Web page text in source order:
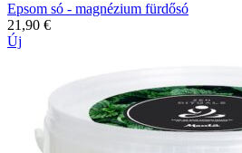
Epsom só - magnézium fürdősó
21,90 €
Új